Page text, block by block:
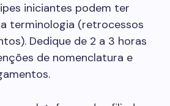
iniciantes podem ter
terminologia (retrocessos
Dedique de 2 a 3 horas
de nomenclatura e